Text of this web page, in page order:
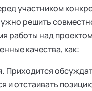
участником
решить
работы над
качества, как:
Приходится
и отстаивать